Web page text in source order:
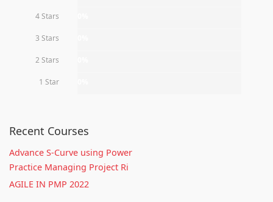
4 Stars
3 Stars
2 Stars
1 Star
Recent Courses
Advance S-Curve using Power
Practice Managing Project Ri
AGILE IN PMP 2022